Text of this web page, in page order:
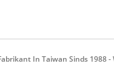
In Taiwan Sinds 1988 -